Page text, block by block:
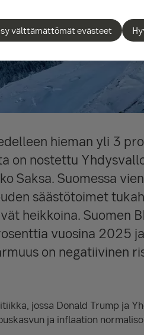
hieman yli 3
on nostettu
Saksa. Suomessa
säästötoimet
heikkoina. Suomen
vuosina 2025
on negatiivinen
jossa Donald Trump ja
ja inflaation
välttämättömät evästeet